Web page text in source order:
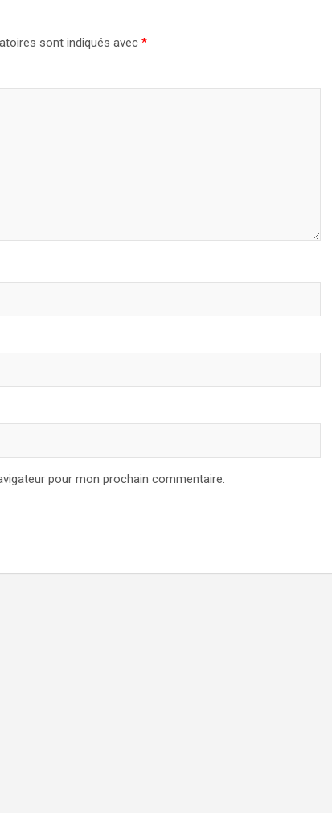
sont indiqués avec *
pour mon prochain commentaire.